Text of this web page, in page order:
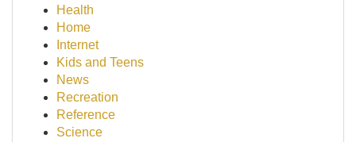
Health
Home
Internet
Kids and Teens
News
Recreation
Reference
Science